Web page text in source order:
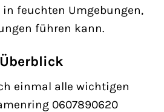
feuchten Umgebungen,
führen kann.
einmal alle wichtigen
0607890620